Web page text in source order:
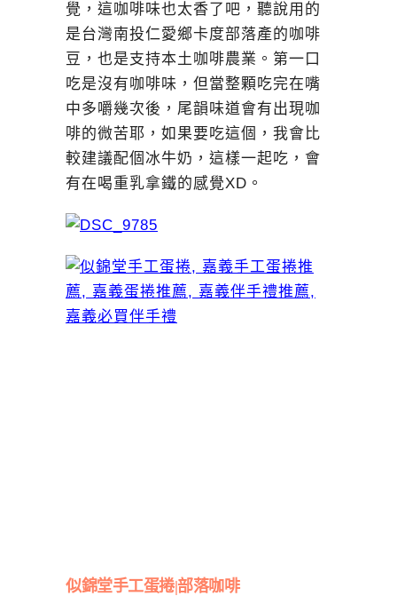
覺，這咖啡味也太香了吧，聽說用的
是台灣南投仁愛鄉卡度部落產的咖啡
豆，也是支持本土咖啡農業。第一口
吃是沒有咖啡味，但當整顆吃完在嘴
中多嚼幾次後，尾韻味道會有出現咖
啡的微苦耶，如果要吃這個，我會比
較建議配個冰牛奶，這樣一起吃，會
有在喝重乳拿鐵的感覺XD。
似錦堂手工蛋捲|部落咖啡